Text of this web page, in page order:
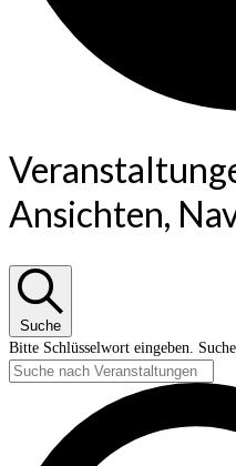
Ansichten,
Suche
Bitte Schlüsselwort eingeben.